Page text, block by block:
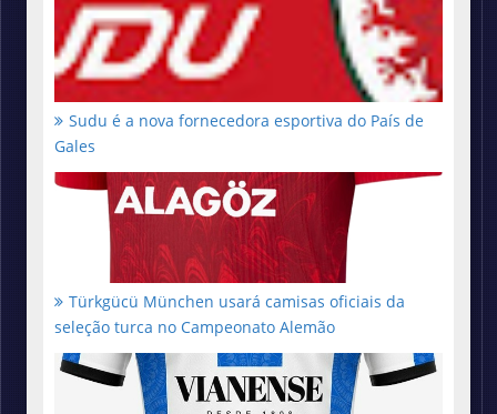
Sudu é a nova fornecedora esportiva do País de
Gales
Türkgücü München usará camisas oficiais da
seleção turca no Campeonato Alemão